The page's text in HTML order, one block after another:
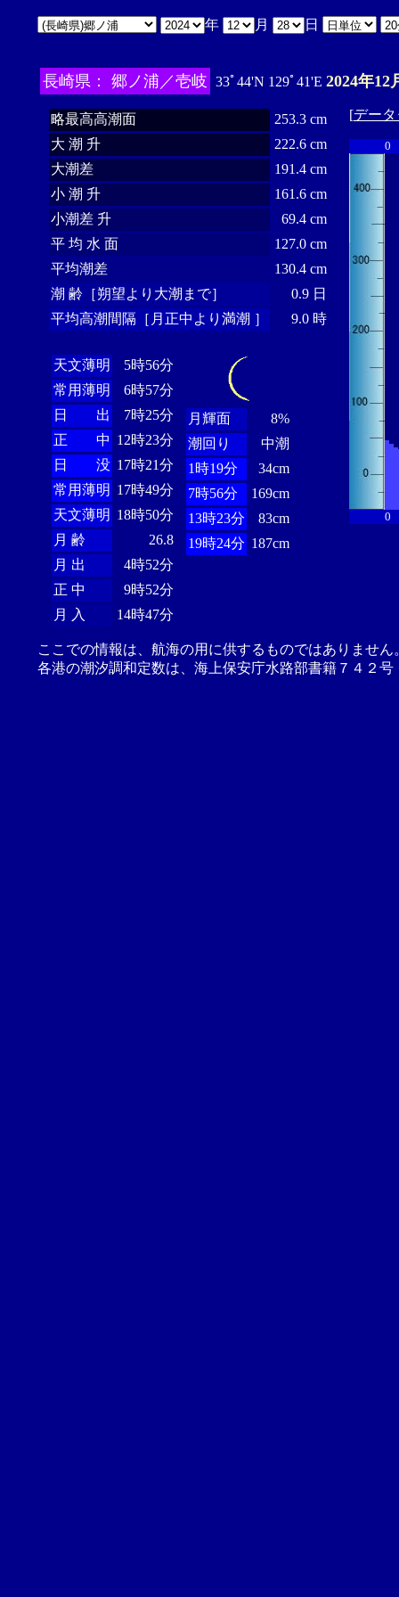
年 月 日
長崎県： 郷ノ浦／壱岐 33ﾟ44'N 129ﾟ41'E 2024年12
略最高高潮面
253.3 cm
大 潮 升
222.6 cm
大潮差
191.4 cm
小 潮 升
161.6 cm
小潮差 升
69.4 cm
平 均 水 面
127.0 cm
平均潮差
130.4 cm
潮 齢［朔望より大潮まで］
0.9 日
平均高潮間隔［月正中より満潮 ］
9.0 時
天文薄明
5時56分
常用薄明
6時57分
日 出
7時25分
正 中 12時23分
日 没 17時21分
常用薄明 17時49分
天文薄明 18時50分
月 齢
26.8
月 出
4時52分
正 中
9時52分
月 入
14時47分
月輝面
8%
潮回り
中潮
1時19分
34cm
7時56分
169cm
13時23分
83cm
19時24分 187cm
[デー
0
0
ここでの情報は、航海の用に供するものではありませ
各港の潮汐調和定数は、海上保安庁水路部書籍７４２